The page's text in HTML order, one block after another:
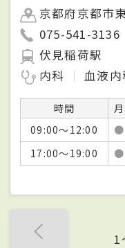
京都府京都市
075-541-3136
伏見稲荷駅
内科
血液内
時間 月
09:00～12:00
●
17:00～19:00
●
1